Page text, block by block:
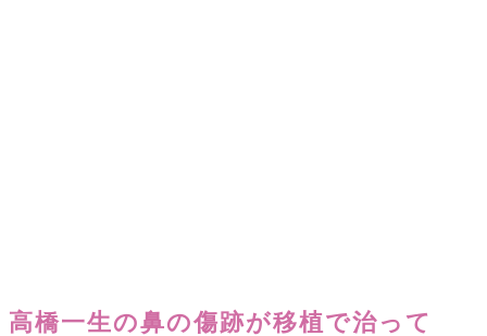
高橋一生の鼻の傷跡が移植で治って